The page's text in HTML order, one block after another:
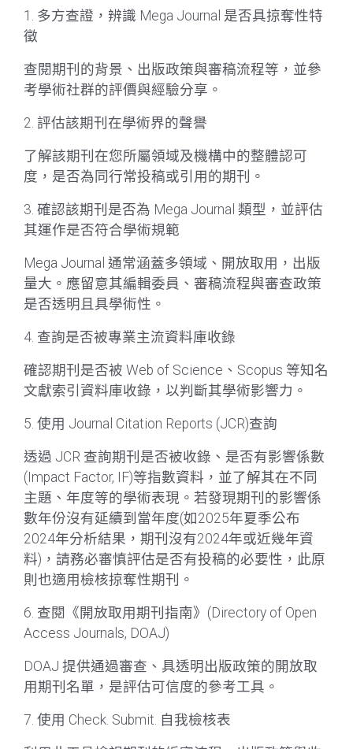
1. 多方查證，辨識 Mega Journal 是否具掠奪性特
徵
查閱期刊的背景、出版政策與審稿流程等，並參
考學術社群的評價與經驗分享。
2. 評估該期刊在學術界的聲譽
了解該期刊在您所屬領域及機構中的整體認可
度，是否為同行常投稿或引用的期刊。
3. 確認該期刊是否為 Mega Journal 類型，並評估
其運作是否符合學術規範
Mega Journal 通常涵蓋多領域、開放取用，出版
量大。應留意其編輯委員、審稿流程與審查政策
是否透明且具學術性。
4. 查詢是否被專業主流資料庫收錄
確認期刊是否被 Web of Science、Scopus 等知名
文獻索引資料庫收錄，以判斷其學術影響力。
5. 使用 Journal Citation Reports (JCR)查詢
透過 JCR 查詢期刊是否被收錄、是否有影響係數
(Impact Factor, IF)等指數資料，並了解其在不同
主題、年度等的學術表現。若發現期刊的影響係
數年份沒有延續到當年度(如2025年夏季公布
2024年分析結果，期刊沒有2024年或近幾年資
料)，請務必審慎評估是否有投稿的必要性，此原
則也適用檢核掠奪性期刊。
6. 查閱《開放取用期刊指南》(Directory of Open
Access Journals, DOAJ)
DOAJ 提供通過審查、具透明出版政策的開放取
用期刊名單，是評估可信度的參考工具。
7. 使用 Check. Submit. 自我檢核表